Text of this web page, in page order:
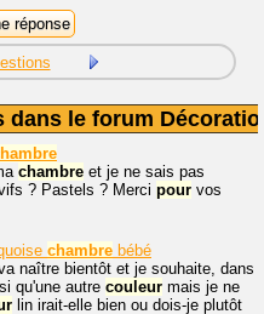
dans le forum
chambre et je ne sais pas
? Pastels ? Merci pour vos
chambre bébé
naître bientôt et je souhaite, dans
qu'une autre couleur mais je ne
lin irait-elle bien ou dois-je plutôt